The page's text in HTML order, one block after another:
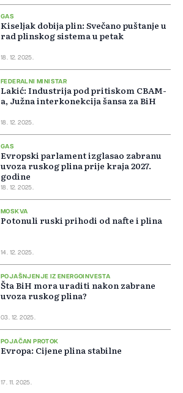
GAS
Kiseljak dobija plin: Svečano puštanje u
rad plinskog sistema u petak
18. 12. 2025.
FEDERALNI MINISTAR
Lakić: Industrija pod pritiskom CBAM-
a, Južna interkonekcija šansa za BiH
18. 12. 2025.
GAS
Evropski parlament izglasao zabranu
uvoza ruskog plina prije kraja 2027.
godine
18. 12. 2025.
MOSKVA
Potonuli ruski prihodi od nafte i plina
14. 12. 2025.
POJAŠNJENJE IZ ENERGOINVESTA
Šta BiH mora uraditi nakon zabrane
uvoza ruskog plina?
03. 12. 2025.
POJAČAN PROTOK
Evropa: Cijene plina stabilne
17. 11. 2025.